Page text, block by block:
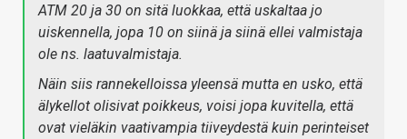
ATM 20 ja 30 on sitä luokkaa, että uskaltaa jo
uiskennella, jopa 10 on siinä ja siinä ellei valmistaja
ole ns. laatuvalmistaja.
Näin siis rannekelloissa yleensä mutta en usko, että
älykellot olisivat poikkeus, voisi jopa kuvitella, että
ovat vieläkin vaativampia tiiveydestä kuin perinteiset